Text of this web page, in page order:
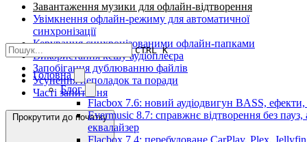
CTRL K
Головна
Блог
Flacbox 7.6: новий аудіодвигун BASS,
Evermusic 8.7: справжнє відтворення без пауз,
еквалайзер
Flacbox 7.4: перебудоване CarPlay, Plex,
Завантаження музики для офлайн-відтворення
Увімкнення офлайн-режиму для автоматичної
синхронізації
Керування синхронізованими офлайн-папками
Використання кешу аудіоплеєра
Запобігання дублюванню файлів
Усунення неполадок та поради
Часті запитання
Прокрутити до початку